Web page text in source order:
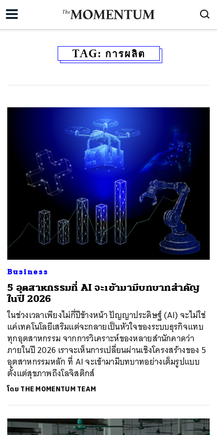
TAG: การผลิต
Business
5 อุตสาหกรรมที่ AI จะเข้ามามีบทบาทสำคัญ
ในปี 2026
ในช่วงเวลาเพียงไม่กี่ปีข้างหน้า ปัญญาประดิษฐ์ (AI) จะไม่ใช่
แค่เทคโนโลยีเสริมแต่จะกลายเป็นหัวใจของระบบธุรกิจแทบ
ทุกอุตสาหกรรม จากการวิเคราะห์ของหลายสำนักคาดว่า
ภายในปี 2026 เราจะเห็นการเปลี่ยนผ่านเชิงโครงสร้างของ 5
อุตสาหกรรมหลัก ที่ AI จะเข้ามามีบทบาทอย่างเต็มรูปแบบ
ตั้งแต่สุขภาพถึงโลจิสติกส์
โดย THE MOMENTUM TEAM